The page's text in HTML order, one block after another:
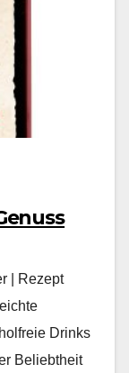
| Rezept
Drinks
Beliebtheit